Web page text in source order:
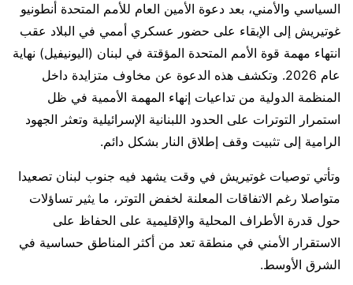
السياسي والأمني، بعد دعوة الأمين العام للأمم المتحدة أنطونيو
غوتيريش إلى الإبقاء على حضور عسكري أممي في البلاد عقب
انتهاء مهمة قوة الأمم المتحدة المؤقتة في لبنان (اليونيفيل) نهاية
عام 2026. وتكشف هذه الدعوة عن مخاوف متزايدة داخل
المنظمة الدولية من تداعيات إنهاء المهمة الأممية في ظل
استمرار التوترات على الحدود اللبنانية الإسرائيلية وتعثر الجهود
الرامية إلى تثبيت وقف إطلاق النار بشكل دائم.
وتأتي توصيات غوتيريش في وقت يشهد فيه جنوب لبنان تصعيدا
متواصلا رغم الاتفاقات المعلنة لخفض التوتر، ما يثير تساؤلات
حول قدرة الأطراف المحلية والإقليمية على الحفاظ على
الاستقرار الأمني في منطقة تعد من أكثر المناطق حساسية في
الشرق الأوسط.